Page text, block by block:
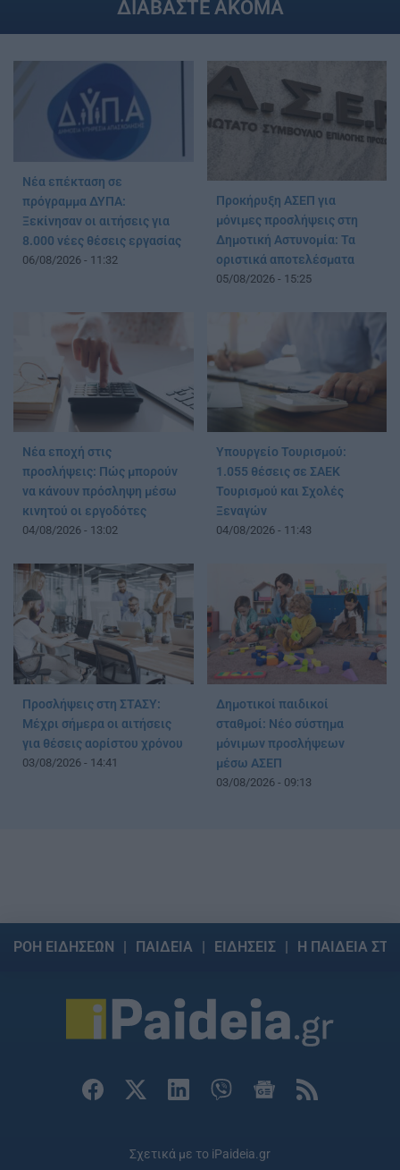
ΔΙΑΒΑΣΤΕ ΑΚΟΜΑ
Νέα επέκταση σε
πρόγραμμα ΔΥΠΑ:
Ξεκίνησαν οι αιτήσεις για
8.000 νέες θέσεις εργασίας
06/08/2026 - 11:32
Προκήρυξη ΑΣΕΠ για
μόνιμες προσλήψεις στη
Δημοτική Αστυνομία: Τα
οριστικά αποτελέσματα
05/08/2026 - 15:25
Νέα εποχή στις
προσλήψεις: Πώς μπορούν
να κάνουν πρόσληψη μέσω
κινητού οι εργοδότες
04/08/2026 - 13:02
Υπουργείο Τουρισμού:
1.055 θέσεις σε ΣΑΕΚ
Τουρισμού και Σχολές
Ξεναγών
04/08/2026 - 11:43
Προσλήψεις στη ΣΤΑΣΥ:
Μέχρι σήμερα οι αιτήσεις
για θέσεις αορίστου χρόνου
03/08/2026 - 14:41
Δημοτικοί παιδικοί
σταθμοί: Νέο σύστημα
μόνιμων προσλήψεων
μέσω ΑΣΕΠ
03/08/2026 - 09:13
ΡΟΗ ΕΙΔΗΣΕΩΝ ΠΑΙΔΕΙΑ ΕΙΔΗΣΕΙΣ Η ΠΑΙΔΕΙΑ
Σχετικά με το iPaideia.gr